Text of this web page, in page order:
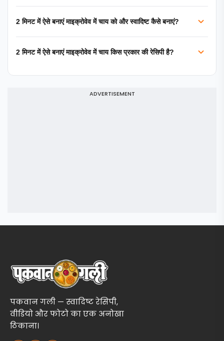
2 मिनट में ऐसे बनाएं माइक्रोवेव में चाय को और स्वादिष्ट कैसे बनाएं?
2 मिनट में ऐसे बनाएं माइक्रोवेव में चाय किस प्रकार की रेसिपी है?
ADVERTISEMENT
पकवान गली — स्वादिष्ट रेसिपी,
वीडियो और फोटो का एक अनोखा
ठिकाना।